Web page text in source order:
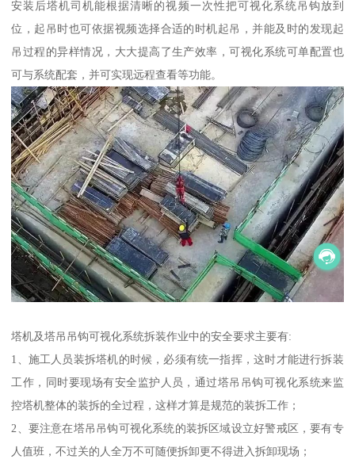
安装后塔机司机能根据清晰的视频一次性把可视化系统吊钩放到
位，起吊时也可依据视频选择合适的时机起吊，并能及时的发现起
吊过程的异样情况，大大提高了生产效率，可视化系统可单配置也
可与系统配套，并可实现远程查看等功能。
塔机及塔吊吊钩可视化系统拆装作业中的安全要求主要有:
1、施工人员装拆塔机的时候，必须有统一指挥，这时才能进行拆装
工作，同时要现场有安全监护人员，通过塔吊吊钩可视化系统来监
控塔机整体的装拆的全过程，这样才算是规范的装拆工作；
2、要注意在塔吊吊钩可视化系统的装拆区域设立好警戒区，要有专
人值班，不过关的人全万不可随便拆卸更不得进入拆卸现场；